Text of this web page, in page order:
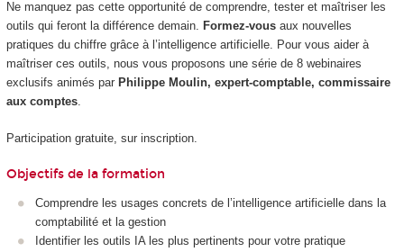
Ne manquez pas cette opportunité de comprendre, tester et maîtriser les
outils qui feront la différence demain. Formez-vousaux nouvelles
pratiques du chiffre grâce à l’intelligence artificielle. Pour vous aider à
maîtriser ces outils, nous vous proposons une série de 8 webinaires
exclusifs animés par Philippe Moulin, expert-comptable, commissaire
aux comptes.
Participation gratuite, sur inscription.
Objectifs de la formation
Comprendre les usages concrets de l’intelligence artificielle dans la
comptabilité et la gestion
Identifier les outils IA les plus pertinents pour votre pratique